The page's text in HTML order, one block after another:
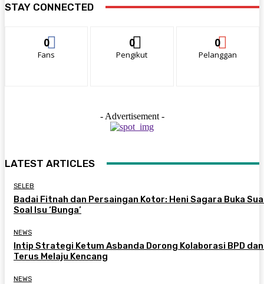
STAY CONNECTED
0
Fans
0
Pengikut
0
Pelanggan
- Advertisement -
LATEST ARTICLES
SELEB
Badai Fitnah dan Persaingan Kotor: Heni Sagara Buka
Soal Isu ‘Bunga’
NEWS
Intip Strategi Ketum Asbanda Dorong Kolaborasi BPD dan
Terus Melaju Kencang
NEWS